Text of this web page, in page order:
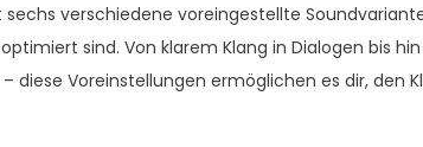
sechs verschiedene voreingestellte
sind. Von klarem Klang in Dialogen bis
diese Voreinstellungen ermöglichen es dir, den